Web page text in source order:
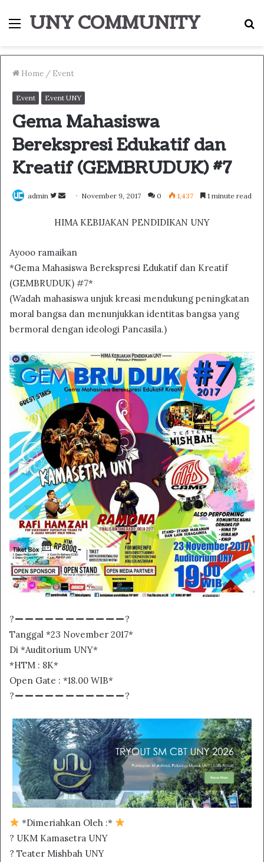
Menu
UNY COMMUNITY
Home / Event
Event Event UNY
Gema Mahasiswa
Berekspresi Edukatif dan
Kreatif (GEMBRUDUK) #7
admin
Follow
Twitter
Send
email
November 9, 2017 0 1,437 1 minute read
HIMA KEBIJAKAN PENDIDIKAN UNY
Ayooo ramaikan
*Gema Mahasiswa Berekspresi Edukatif dan Kreatif
(GEMBRUDUK) #7*
(Wadah mahasiswa unjuk kreasi mendukung peningkatan
moral bangsa dan menunjukkan identitas bangsa yang
bermoral dengan ideologi Pancasila.)
?
?
Tanggal *23 November 2017*
Di *Auditorium UNY*
*HTM : 8K*
Open Gate : *18.00 WIB*
?
?
*Dimeriahkan Oleh :*
? UKM Kamasetra UNY
? Teater Mishbah UNY